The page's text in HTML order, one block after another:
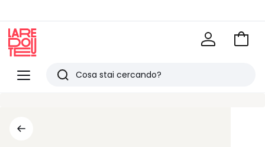
Menu
Redoute
Ricerca
Vai